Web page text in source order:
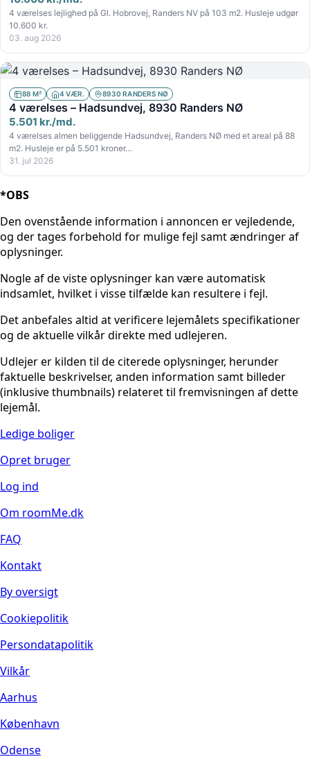
4 værelses lejlighed på Gl. Hobrovej, Randers NV på 103 m2. Husleje udgør
10.600 kr.
03. aug 2026
88 M² 4 VÆR. 8930 RANDERS NØ
4 værelses – Hadsundvej, 8930 Randers NØ
5.501 kr./md.
4 værelses almen beliggende Hadsundvej, Randers NØ med et areal på 88
m2. Husleje er på 5.501 kroner…
31. jul 2026
*OBS
Den ovenstående information i annoncen er vejledende,
og der tages forbehold for mulige fejl samt ændringer af
oplysninger.
Nogle af de viste oplysninger kan være automatisk
indsamlet, hvilket i visse tilfælde kan resultere i fejl.
Det anbefales altid at verificere lejemålets specifikationer
og de aktuelle vilkår direkte med udlejeren.
Udlejer er kilden til de citerede oplysninger, herunder
faktuelle beskrivelser, anden information samt billeder
(inklusive thumbnails) relateret til fremvisningen af dette
lejemål.
Ledige boliger
Opret bruger
Log ind
Om roomMe.dk
FAQ
Kontakt
By oversigt
Cookiepolitik
Persondatapolitik
Vilkår
Aarhus
København
Odense